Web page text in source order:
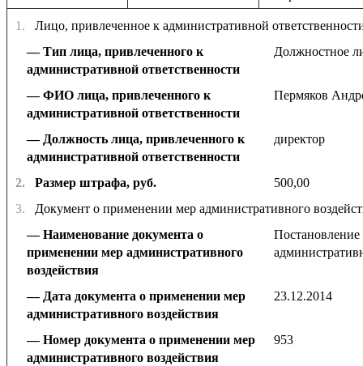
1.
Лицо, привлеченное к административной
Тип лица, привлеченного к
административной ответственности
Должностное
ФИО лица, привлеченного к
административной ответственности
Пермяков
Должность лица, привлеченного к
административной ответственности
директор
2. Размер штрафа, руб.
500,00
3.
Документ о применении мер административного
Наименование документа о
применении мер административного
воздействия
Постановление
Дата документа о применении мер
административного воздействия
23.12.2014
Номер документа о применении мер
административного воздействия
953